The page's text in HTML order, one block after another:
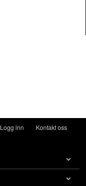
Logg inn Kontakt oss